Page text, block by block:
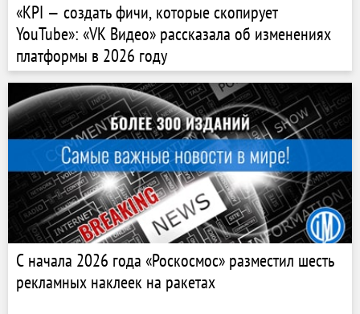
«KPI — создать фичи, которые скопирует
YouTube»: «VK Видео» рассказала об изменениях
платформы в 2026 году
С начала 2026 года «Роскосмос» разместил шесть
рекламных наклеек на ракетах